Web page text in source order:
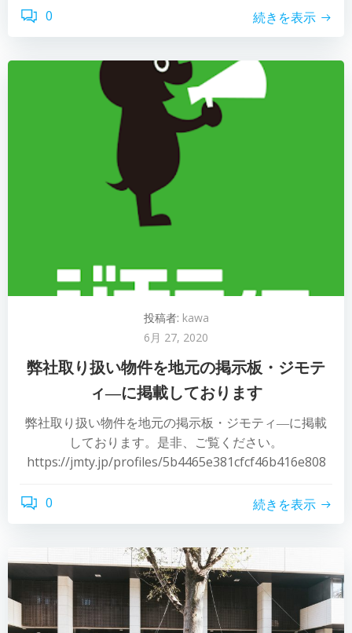
0 続きを表示
投稿者: kawa
6月 27, 2020
弊社取り扱い物件を地元の掲示板・ジモテ
ィ―に掲載しております
弊社取り扱い物件を地元の掲示板・ジモティ―に掲載
しております。是非、ご覧ください。
https://jmty.jp/profiles/5b4465e381cfcf46b416e808
0 続きを表示